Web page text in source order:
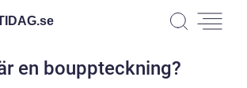
se
en bouppteckning?